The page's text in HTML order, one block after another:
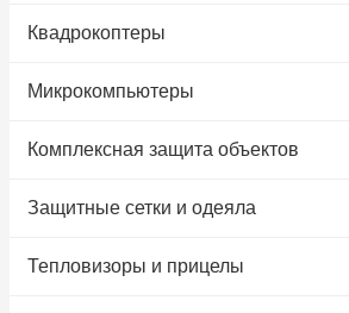
Квадрокоптеры
Микрокомпьютеры
Комплексная защита объектов
Защитные сетки и одеяла
Тепловизоры и прицелы